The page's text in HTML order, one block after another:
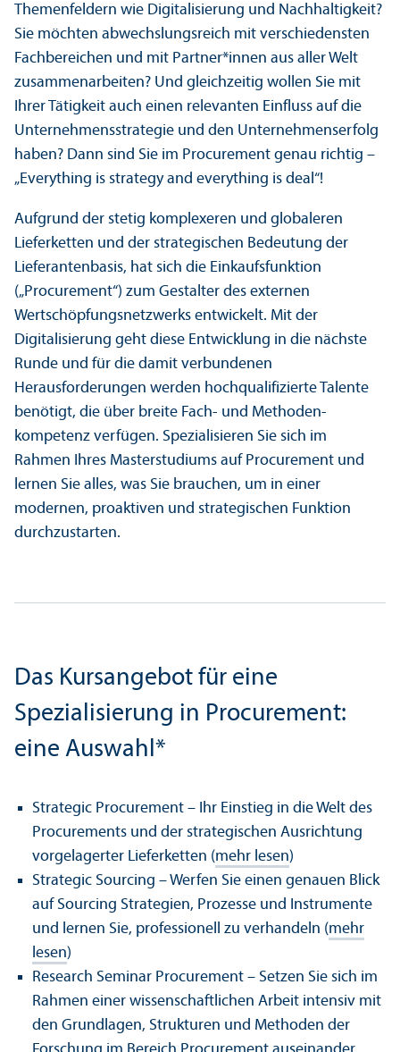
Themenfeldern wie Digitalisierung und Nachhaltigkeit?
Sie möchten abwechslungs­reich mit verschiedensten
Fach­bereichen und mit Partner*innen aus aller Welt
zusammenarbeiten? Und gleich­zeitig wollen Sie mit
Ihrer Tätigkeit auch einen relevanten Einfluss auf die
Unter­nehmens­strategie und den Unter­nehmens­erfolg
haben? Dann sind Sie im Procurement genau richtig –
„Everything is strategy and everything is deal“!
Aufgrund der stetig komplexeren und globaleren
Lieferketten und der strategischen Bedeutung der
Lieferantenbasis, hat sich die Einkaufsfunktion
(„Procurement“) zum Gestalter des externen
Wertschöpfungs­netzwerks entwickelt. Mit der
Digitalisierung geht diese Entwicklung in die nächste
Runde und für die damit verbundenen
Herausforderungen werden hochqualifizierte Talente
benötigt, die über breite Fach- und Methoden­
kompetenz verfügen. Spezialisieren Sie sich im
Rahmen Ihres Master­studiums auf Procurement und
lernen Sie alles, was Sie brauchen, um in einer
modernen, proaktiven und strategischen Funktion
durchzustarten.
Das Kursangebot für eine
Spezialisierung in Procurement:
eine Auswahl*
Strategic Procurement – Ihr Einstieg in die Welt des
Procurements und der strategischen Ausrichtung
vorgelagerter Lieferketten (mehr lesen)
Strategic Sourcing – Werfen Sie einen genauen Blick
auf Sourcing Strategien, Prozesse und Instrumente
und lernen Sie, professionell zu verhandeln (mehr
lesen)
Research Seminar Procurement – Setzen Sie sich im
Rahmen einer wissenschaft­lichen Arbeit intensiv mit
den Grundlagen, Strukturen und Methoden der